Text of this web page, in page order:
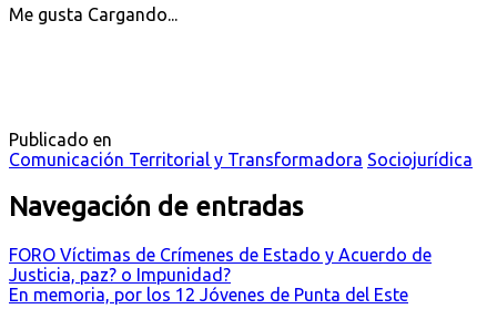
Me gusta Cargando...
Publicado en
Comunicación Territorial y Transformadora Sociojurídica
Navegación de entradas
FORO Víctimas de Crímenes de Estado y Acuerdo de
En memoria, por los 12 Jóvenes de Punta del Este